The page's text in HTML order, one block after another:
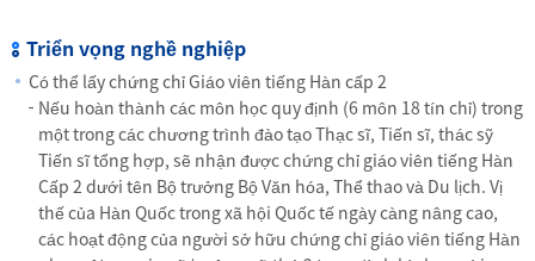
Triển vọng nghề nghiệp
Có thể lấy chứng chỉ Giáo viên tiếng Hàn cấp 2
Nếu hoàn thành các môn học quy định (6 môn 18 tín chỉ) trong
một trong các chương trình đào tạo Thạc sĩ, Tiến sĩ, thác sỹ
Tiến sĩ tổng hợp, sẽ nhận được chứng chỉ giáo viên tiếng Hàn
Cấp 2 dưới tên Bộ trưởng Bộ Văn hóa, Thể thao và Du lịch. Vị
thế của Hàn Quốc trong xã hội Quốc tế ngày càng nâng cao,
các hoạt động của người sở hữu chứng chỉ giáo viên tiếng Hàn